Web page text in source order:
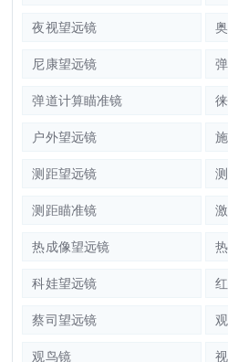
夜视望远镜
尼康望远镜
弹道计算瞄准镜
户外望远镜
测距望远镜
测距瞄准镜
热成像望远镜
科娃望远镜
蔡司望远镜
观鸟镜